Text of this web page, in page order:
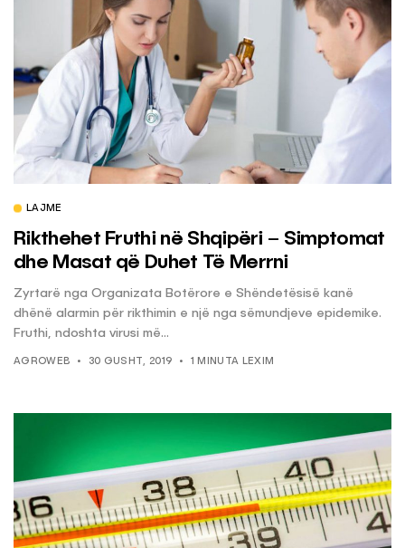
LAJME
Rikthehet Fruthi në Shqipëri – Simptomat
dhe Masat që Duhet Të Merrni
Zyrtarë nga Organizata Botërore e Shëndetësisë kanë
dhënë alarmin për rikthimin e një nga sëmundjeve epidemike.
Fruthi, ndoshta virusi më...
AGROWEB 30 GUSHT, 2019 1 MINUTA LEXIM